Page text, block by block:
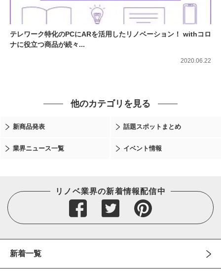
テレワーク特化のPCにARを活用したリノベーション！ withコロ
ナに役立つ商品が続々...
2020.06.22
他のカテゴリを見る
新商品発表 話題スポットまとめ
業界ニュース一覧 イベント情報
リノベ業界の新着情報配信中
新着一覧